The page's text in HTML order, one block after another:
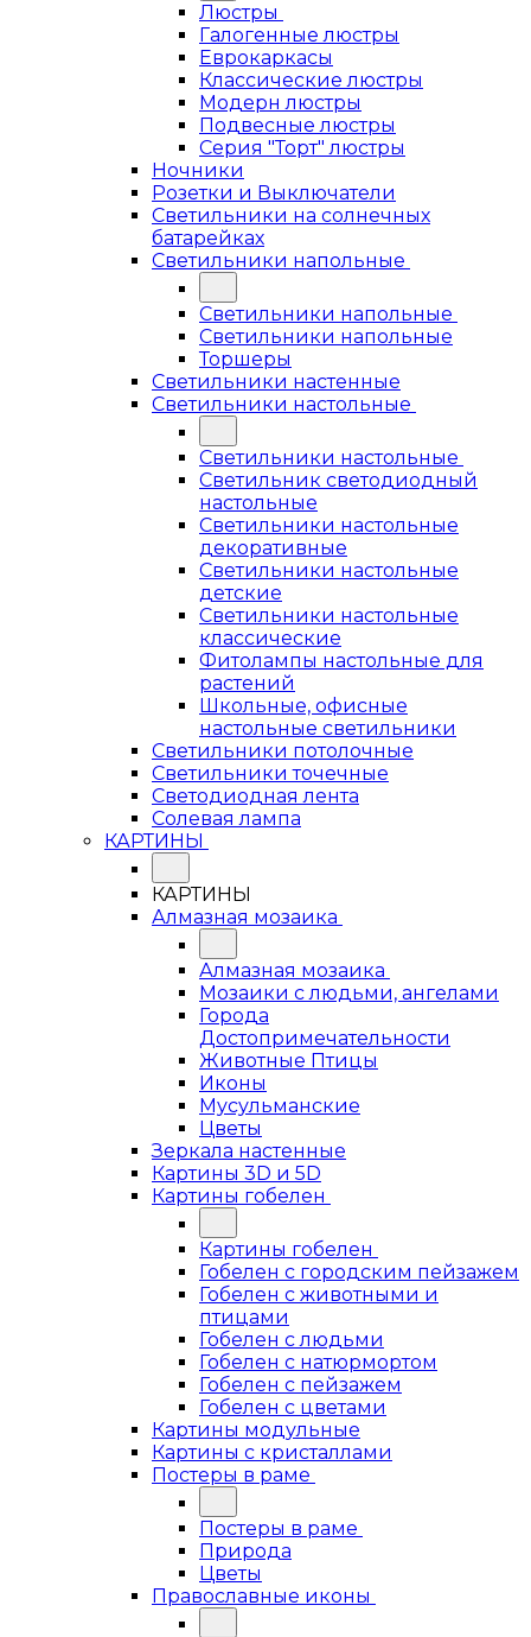
Люстры
Галогенные люстры
Еврокаркасы
Классические люстры
Модерн люстры
Подвесные люстры
Серия "Торт" люстры
Ночники
Розетки и Выключатели
Светильники на солнечных
батарейках
Светильники напольные
Светильники напольные
Светильники напольные
Торшеры
Светильники настенные
Светильники настольные
Светильники настольные
Светильник светодиодный
настольные
Светильники настольные
декоративные
Светильники настольные
детские
Светильники настольные
классические
Фитолампы настольные для
растений
Школьные, офисные
настольные светильники
Светильники потолочные
Светильники точечные
Светодиодная лента
Солевая лампа
КАРТИНЫ
КАРТИНЫ
Алмазная мозаика
Алмазная мозаика
Мозаики с людьми, ангелами
Города
Достопримечательности
Животные Птицы
Иконы
Мусульманские
Цветы
Зеркала настенные
Картины 3D и 5D
Картины гобелен
Картины гобелен
Гобелен с городским пейзажем
Гобелен с животными и
птицами
Гобелен с людьми
Гобелен с натюрмортом
Гобелен с пейзажем
Гобелен с цветами
Картины модульные
Картины с кристаллами
Постеры в раме
Постеры в раме
Природа
Цветы
Православные иконы